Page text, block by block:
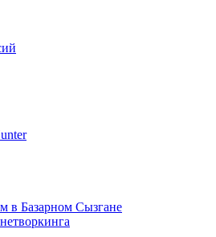
в Базарном Сызгане